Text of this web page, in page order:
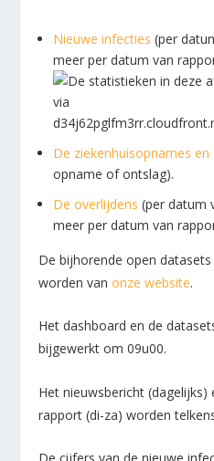
Nieuwe infecties (per
meer per datum van
De ziekenhuisopnames
opname of ontslag).
De overlijdens (per datum
meer per datum van
De bijhorende open
worden vanonze website.
Het dashboard en de
bijgewerkt om 09u00.
Het nieuwsbericht
rapport (di-za) worden